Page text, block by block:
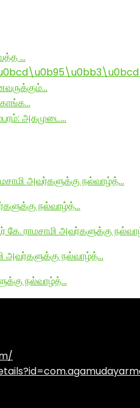
…
அகமுடை…
அவர்களுக்கு நல்வாழ்த்…
நல்வாழ்த்…
கே. ராமசாமி அவர்களுக்கு
அவர்களுக்கு நல்வாழ்த்…
நல்வாழ்த்…